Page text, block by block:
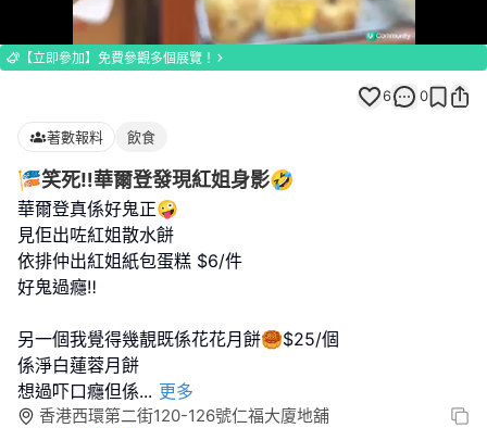
Loaded:
100.00%
【立即參加】免費參觀多個展覽！
6 0
著數報料 飲食
🎏笑死‼️華爾登發現紅姐身影🤣
華爾登真係好鬼正🤪
見佢出咗紅姐散水餅
依排仲出紅姐紙包蛋糕 $6/件
好鬼過癮‼️
另一個我覺得幾靚既係花花月餅🥮$25/個
係淨白蓮蓉月餅
想過吓口癮但係... 更多
香港西環第二街120-126號仁福大廈地舖